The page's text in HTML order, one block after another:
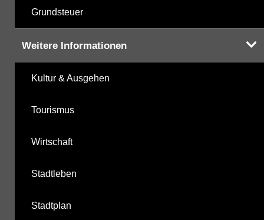
Grundsteuer
Weitere Informationen
Kultur & Ausgehen
Tourismus
Wirtschaft
Stadtleben
Stadtplan